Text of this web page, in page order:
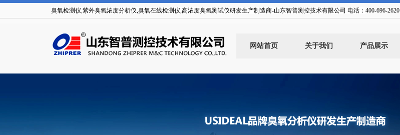
臭氧检测仪,紫外臭氧浓度分析仪,臭氧在线检测仪,高浓度臭氧测试仪研发生产制造商-山东智普测控技术有限公司 电话： 400-696-2620
网站首页 关于我们 产品展示